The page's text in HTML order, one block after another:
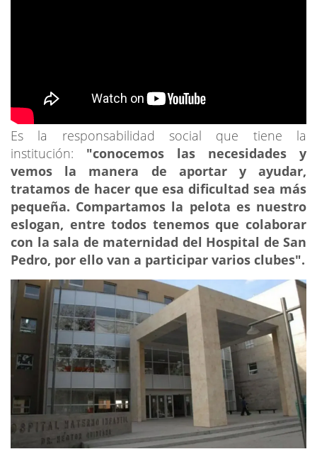
Es la responsabilidad social que tiene la
institución: "conocemos las necesidades y
vemos la manera de aportar y ayudar,
tratamos de hacer que esa dificultad sea más
pequeña. Compartamos la pelota es nuestro
eslogan, entre todos tenemos que colaborar
con la sala de maternidad del Hospital de San
Pedro, por ello van a participar varios clubes".